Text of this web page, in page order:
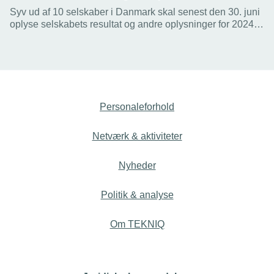
Syv ud af 10 selskaber i Danmark skal senest den 30. juni
oplyse selskabets resultat og andre oplysninger for 2024
Personaleforhold
Netværk & aktiviteter
Nyheder
Politik & analyse
Om TEKNIQ